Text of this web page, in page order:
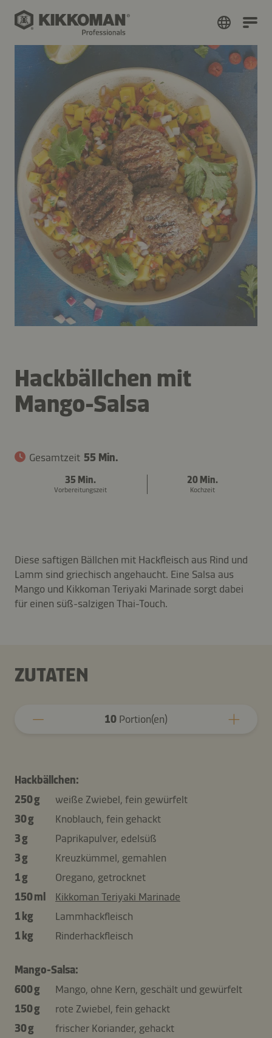
Hackbällchen mit
Mango-Salsa
Gesamtzeit 55 Min.
35 Min.
Vorbereitungszeit
20 Min.
Kochzeit
Diese saftigen Bällchen mit Hackfleisch aus Rind und
Lamm sind griechisch angehaucht. Eine Salsa aus
Mango und Kikkoman Teriyaki Marinade sorgt dabei
für einen süß-salzigen Thai-Touch.
ZUTATEN
10 Portion(en)
Hackbällchen:
250 g
weiße Zwiebel, fein gewürfelt
30 g
Knoblauch, fein gehackt
3 g
Paprikapulver, edelsüß
3 g
Kreuzkümmel, gemahlen
1 g
Oregano, getrocknet
150 ml
Kikkoman Teriyaki Marinade
1 kg
Lammhackfleisch
1 kg
Rinderhackfleisch
Mango-Salsa:
600 g
Mango, ohne Kern, geschält und gewürfelt
150 g
rote Zwiebel, fein gehackt
30 g
frischer Koriander, gehackt